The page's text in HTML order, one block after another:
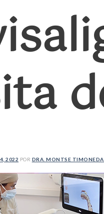
2022 POR DRA. MONTSE TIMONEDA